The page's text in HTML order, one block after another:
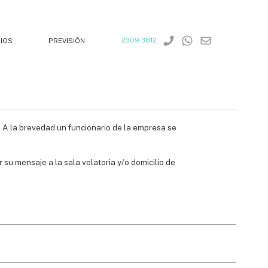
PREVISIÓN 2309 3812
la brevedad un funcionario de la empresa se
mensaje a la sala velatoria y/o domicilio de